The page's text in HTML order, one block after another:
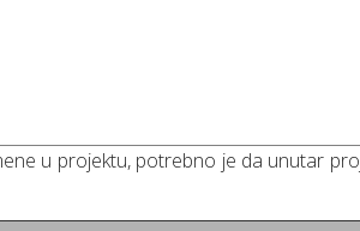
u projektu, potrebno je da unutar